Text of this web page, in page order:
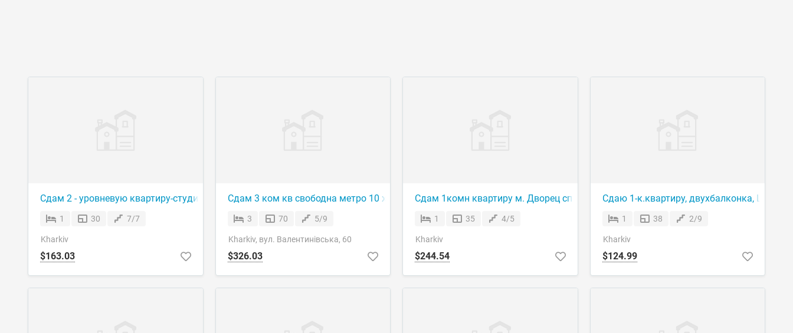
Сдам 2 - уровневую квартиру-студию в ЖК Воробьевы горы
1 30 7/7
Kharkiv
$163.03
Сдам 3 ком кв свободна метро 10 хвилин
3 70 5/9
Kharkiv, вул. Валентинівська, 60
$326.03
Сдам 1комн квартиру м. Дворец спорта
1 35 4/5
Kharkiv
$244.54
Сдаю 1-к.квартиру, двухбалконка,
1 38 2/9
Kharkiv
$124.99